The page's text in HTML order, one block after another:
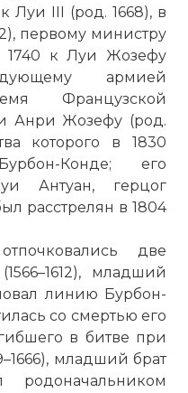
Луи III (род. 1668), в
первому министру
1740 к Луи Жозефу
армией
Французской
Анри Жозефу (род.
которого в 1830
Конде; его
Антуан, герцог
расстрелян в 1804
две
младший
линию Бурбон-
со смертью его
в битве при
младший брат
родоначальником
в
лилиями